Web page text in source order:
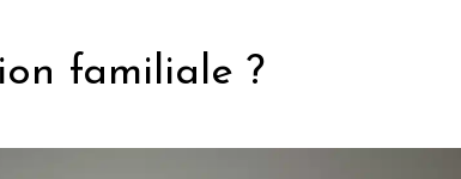
familiale ?